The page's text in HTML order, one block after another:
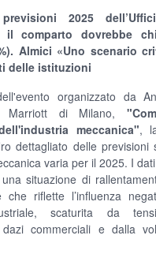
2025
il comparto dovrebbe
Almici «Uno scenario
delle istituzioni
organizzato da
Marriott di Milano,
meccanica",
dettagliato delle previsioni
varia per il 2025. I
situazione di
riflette l’influenza
scaturita da
commerciali e dalla